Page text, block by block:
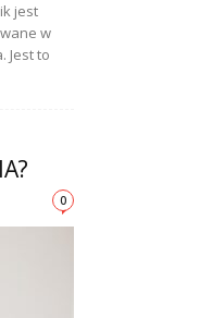
jest
w
Jest to
0